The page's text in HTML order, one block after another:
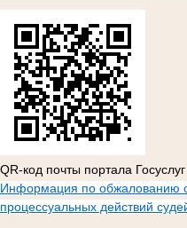
QR-код почты портала Госуслуг
Информация по обжалованию
процессуальных действий